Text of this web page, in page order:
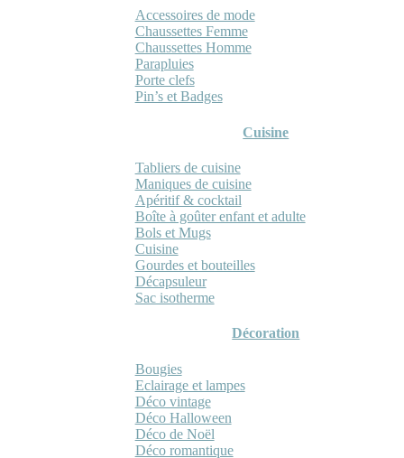
Accessoires de mode
Chaussettes Femme
Chaussettes Homme
Parapluies
Porte clefs
Pin’s et Badges
Cuisine
Tabliers de cuisine
Maniques de cuisine
Apéritif & cocktail
Boîte à goûter enfant et adulte
Bols et Mugs
Cuisine
Gourdes et bouteilles
Décapsuleur
Sac isotherme
Décoration
Bougies
Eclairage et lampes
Déco vintage
Déco Halloween
Déco de Noël
Déco romantique